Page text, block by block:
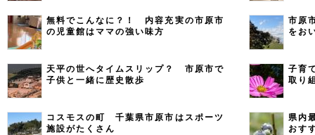
無料でこんなに？！ 内容充実の市原市
の児童館はママの強い味方
市原
をお
天平の世へタイムスリップ？ 市原市で
子供と一緒に歴史散歩
子育
取り
コスモスの町 千葉県市原市はスポーツ
施設がたくさん
県内
おす